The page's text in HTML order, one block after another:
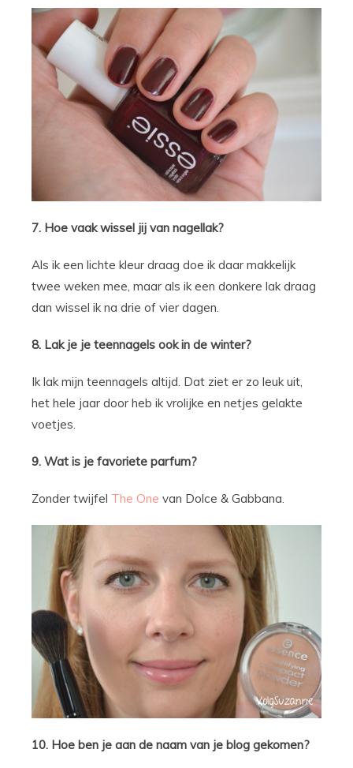
7. Hoe vaak wissel jij van nagellak?
Als ik een lichte kleur draag doe ik daar makkelijk
twee weken mee, maar als ik een donkere lak draag
dan wissel ik na drie of vier dagen.
8. Lak je je teennagels ook in de winter?
Ik lak mijn teennagels altijd. Dat ziet er zo leuk uit,
het hele jaar door heb ik vrolijke en netjes gelakte
voetjes.
9. Wat is je favoriete parfum?
Zonder twijfel The One van Dolce & Gabbana.
10. Hoe ben je aan de naam van je blog gekomen?